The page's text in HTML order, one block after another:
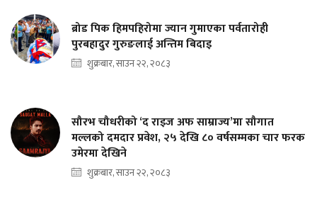
ब्रोड पिक हिमपहिरोमा ज्यान गुमाएका पर्वतारोही
पुरबहादुर गुरुङलाई अन्तिम बिदाइ
शुक्रबार, साउन २२, २०८३
सौरभ चौधरीको ‘द राइज अफ साम्राज्य’मा सौगात
मल्लको दमदार प्रवेश, २५ देखि ८० वर्षसम्मका चार फरक
उमेरमा देखिने
शुक्रबार, साउन २२, २०८३